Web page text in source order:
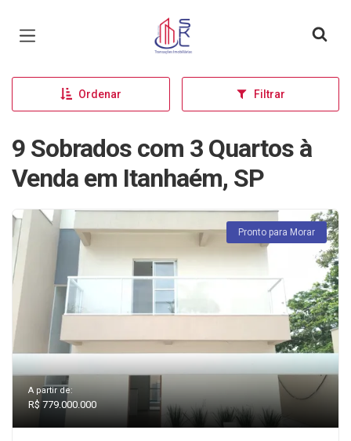
Página inicial
Ordenar Filtrar
9 Sobrados com 3 Quartos à
Venda em Itanhaém, SP
Pronto para Morar
A partir de:
R$ 779.000.000